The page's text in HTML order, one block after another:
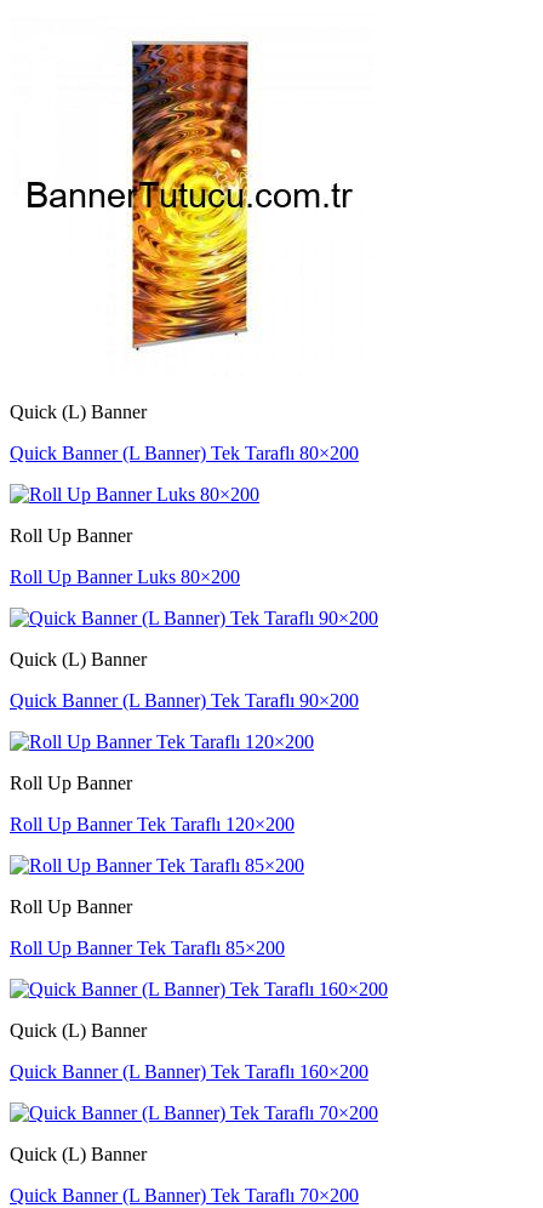
Quick (L) Banner
Quick Banner (L Banner) Tek Taraflı 80×200
Roll Up Banner
Roll Up Banner Luks 80×200
Quick (L) Banner
Quick Banner (L Banner) Tek Taraflı 90×200
Roll Up Banner
Roll Up Banner Tek Taraflı 120×200
Roll Up Banner
Roll Up Banner Tek Taraflı 85×200
Quick (L) Banner
Quick Banner (L Banner) Tek Taraflı 160×200
Quick (L) Banner
Quick Banner (L Banner) Tek Taraflı 70×200